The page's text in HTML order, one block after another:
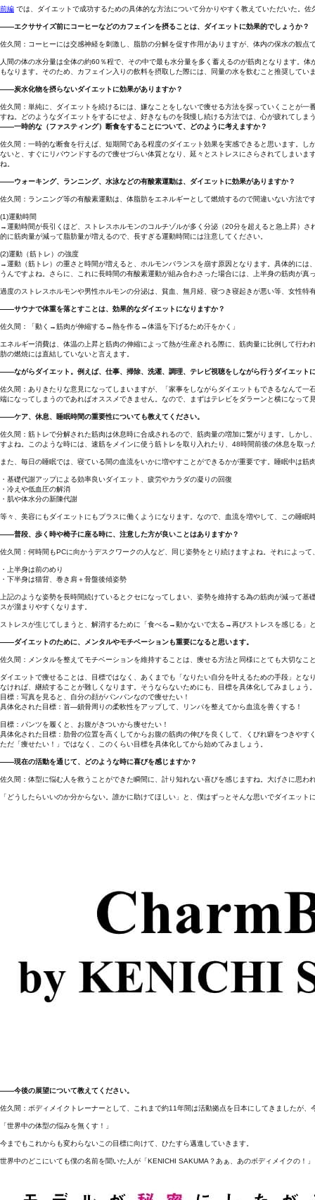
前編 では、ダイエットで成功するための具体的な方法について分かりやすく教えていただいた。
――エクササイズ前にコーヒーなどのカフェインを摂ることは、ダイエットに効果的でしょうか？
佐久間：コーヒーには交感神経を刺激し、脂肪の分解を促す作用がありますが、体内の保水の観点
人間の体の水分量は全体の約60％程で、その中で最も水分量を多く蓄えるのが筋肉となります。
もなります。そのため、カフェイン入りの飲料を摂取した際には、同量の水を飲むこと推奨してい
――炭水化物を摂らないダイエットに効果がありますか？
佐久間：単純に、ダイエットを続けるには、嫌なことをしないで痩せる方法を探っていくことが
すね。どのようなダイエットをするにせよ、好きなものを我慢し続ける方法では、心が疲れてしま
――一時的な（ファスティング）断食をすることについて、どのように考えますか？
佐久間：一時的な断食を行えば、短期間である程度のダイエット効果を実感できると思います。
ないと、すぐにリバウンドするので痩せづらい体質となり、延々とストレスにさらされてしまい
ね。
――ウォーキング、ランニング、水泳などの有酸素運動は、ダイエットに効果がありますか？
佐久間：ランニング等の有酸素運動は、体脂肪をエネルギーとして燃焼するので間違いない方法
(1)運動時間
→運動時間が長引くほど、ストレスホルモンのコルチゾルが多く分泌（20分を超えると急上昇）
的に筋肉量が減って脂肪量が増えるので、長すぎる運動時間には注意してください。
(2)運動（筋トレ）の強度
→運動（筋トレ）の重さと時間が増えると、ホルモンバランスを崩す原因となります。具体的に
うんですよね。さらに、これに長時間の有酸素運動が組み合わさった場合には、上半身の筋肉が
過度のストレスホルモンや男性ホルモンの分泌は、貧血、無月経、寝つき寝起きが悪い等、女性
――サウナで体重を落とすことは、効果的なダイエットになりますか？
佐久間：「動く→筋肉が伸縮する→熱を作る→体温を下げるため汗をかく」
エネルギー消費は、体温の上昇と筋肉の伸縮によって熱が生産される際に、筋肉量に比例して行
肪の燃焼には直結していないと言えます。
――ながらダイエット。例えば、仕事、掃除、洗濯、調理、テレビ視聴をしながら行うダイエット
佐久間：ありきたりな意見になってしまいますが、「家事をしながらダイエットもできるなんて
端になってしまうのであればオススメできません。なので、まずはテレビをダラーンと横になっ
――ケア、休息、睡眠時間の重要性についても教えてください。
佐久間：筋トレで分解された筋肉は休息時に合成されるので、筋肉量の増加に繋がります。しか
すよね。このような時には、速筋をメインに使う筋トレを取り入れたり、48時間前後の休息を取
また、毎日の睡眠では、寝ている間の血流をいかに増やすことができるかが重要です。睡眠中は
・基礎代謝アップによる効率良いダイエット、疲労やカラダの凝りの回復
・冷えや低血圧の解消
・肌や体水分の新陳代謝
等々、美容にもダイエットにもプラスに働くようになります。なので、血流を増やして、この睡眠
――普段、歩く時や椅子に座る時に、注意した方が良いことはありますか？
佐久間：何時間もPCに向かうデスクワークの人など、同じ姿勢をとり続けますよね。それによっ
・上半身は前のめり
・下半身は猫背、巻き肩＋骨盤後傾姿勢
上記のような姿勢を長時間続けているとクセになってしまい、姿勢を維持する為の筋肉が減って
スが溜まりやすくなります。
ストレスが生じてしまうと、解消するために「食べる→動かないで太る→再びストレスを感じる」
――ダイエットのために、メンタルやモチベーションも重要になると思います。
佐久間：メンタルを整えてモチベーションを維持することは、痩せる方法と同様にとても大切な
ダイエットで痩せることは、目標ではなく、あくまでも「なりたい自分を叶えるための手段」と
なければ、継続することが難しくなります。そうならないためにも、目標を具体化してみましょう
目標：写真を見ると、自分の顔がパンパンなので痩せたい！
具体化された目標：首―鎖骨周りの柔軟性をアップして、リンパを整えてから血流を善くする！
目標：パンツを履くと、お腹がきついから痩せたい！
具体化された目標：肋骨の位置を高くしてからお腹の筋肉の伸びを良くして、くびれ癖をつきやす
ただ「痩せたい！」ではなく、このくらい目標を具体化してから始めてみましょう。
――現在の活動を通じて、どのような時に喜びを感じますか？
佐久間：体型に悩む人を救うことができた瞬間に、計り知れない喜びを感じますね。大げさに思
「どうしたらいいのか分からない。誰かに助けてほしい」と、僕はずっとそんな思いでダイエッ
――今後の展望について教えてください。
佐久間：ボディメイクトレーナーとして、これまで約11年間は活動拠点を日本にしてきましたが
「世界中の体型の悩みを無くす！」
今までもこれからも変わらないこの目標に向けて、ひたすら邁進していきます。
世界中のどこにいても僕の名前を聞いた人が「KENICHI SAKUMA？あぁ、あのボディメイクの